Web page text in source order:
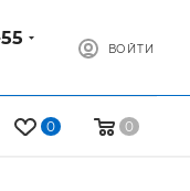
ВОЙТИ
0 0